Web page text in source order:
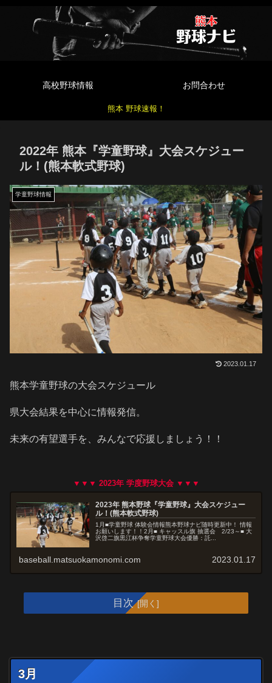
高校野球情報 お問合わせ
熊本 野球速報！
2022年 熊本『学童野球』大会スケジュー
ル！(熊本軟式野球)
学童野球情報
2023.01.17
熊本学童野球の大会スケジュール
県大会結果を中心に情報発信。
未来の有望選手を、みんなで応援しましょう！！
▼▼▼ 2023年 学度野球大会 ▼▼▼
2023年 熊本野球『学童野球』大会スケジュー
ル！(熊本軟式野球)
1月■学童野球 体験会情報熊本野球ナビ随時更新中！ 情報
お願いします！！2月■ キャッスル旗 抽選会 2/23～■ 大
沢啓二旗黒江杯争奪学童野球大会優勝：託...
baseball.matsuokamonomi.com 2023.01.17
目次
3月